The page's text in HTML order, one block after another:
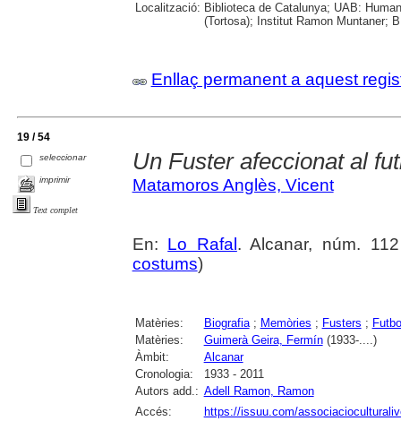
Localització: Biblioteca de Catalunya; UAB:
(Tortosa); Institut Ramon Muntaner;
Enllaç permanent a aquest
19 / 54
seleccionar
imprimir
Text complet
Un Fuster afeccionat al
Matamoros Anglès, Vicent
En: Lo Rafal . Alcanar, núm.
costums)
Matèries: Biografia; Memòries ; Fusters ;
Matèries:
Guimerà Geira, Fermín(1933-....)
Àmbit:
Alcanar
Cronologia:
1933 - 2011
Autors add.: Adell Ramon, Ramon
Accés:
https://issuu.com/